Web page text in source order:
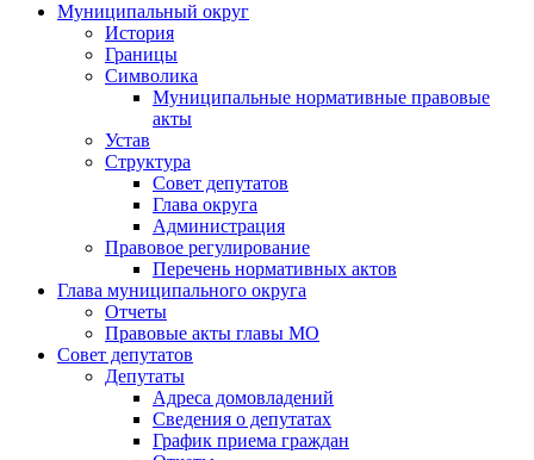
Муниципальный округ
История
Границы
Символика
Муниципальные нормативные правовые
акты
Устав
Структура
Совет депутатов
Глава округа
Администрация
Правовое регулирование
Перечень нормативных актов
Глава муниципального округа
Отчеты
Правовые акты главы МО
Совет депутатов
Депутаты
Адреса домовладений
Сведения о депутатах
График приема граждан